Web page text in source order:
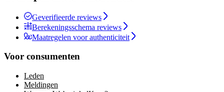
Geverifieerde reviews
Berekeningsschema reviews
Maatregelen voor authenticiteit
Voor consumenten
Leden
Meldingen